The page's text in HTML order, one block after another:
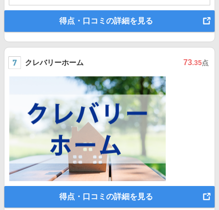
得点・口コミの詳細を見る
クレバリーホーム 73.35点
得点・口コミの詳細を見る